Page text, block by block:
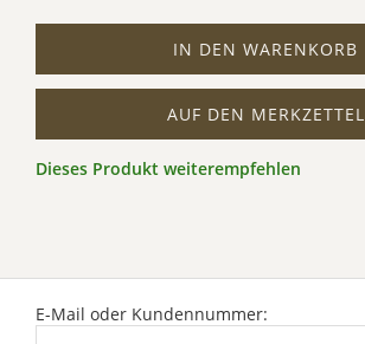
IN DEN WARENKORB
AUF DEN MERKZETTEL
Dieses Produkt weiterempfehlen
E-Mail oder Kundennummer: